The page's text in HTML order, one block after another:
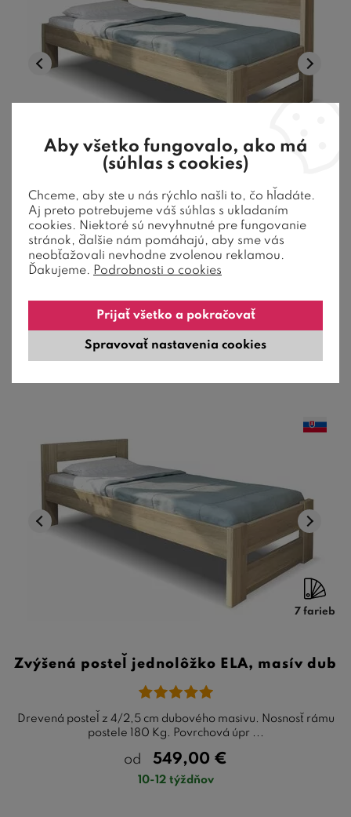
7 farieb
Zvýšená posteľ jednolôžko ELA s bočným
čelom, masív dub
Drevená posteľ z 4/2,5 cm dubového masivu. Nosnosť rámu
od 659,00€
10-12 týždňov
7 farieb
Zvýšená posteľ jednolôžko ELA, masív dub
Drevená posteľ z 4/2,5 cm dubového masivu. Nosnosť rámu
postele 180 Kg. Povrchová úpr ...
od 549,00 €
10-12 týždňov
Aby všetko fungovalo, ako má
(súhlas s cookies)
Chceme, aby ste u nás rýchlo našli to, čo hľadáte.
Aj preto potrebujeme váš súhlas s ukladaním
cookies. Niektoré sú nevyhnutné pre fungovanie
stránok, ďalšie nám pomáhajú, aby sme vás
neobťažovali nevhodne zvolenou reklamou.
Ďakujeme. Podrobnosti o cookies
Spravovať nastavenia cookies
Prijať všetko a pokračovať